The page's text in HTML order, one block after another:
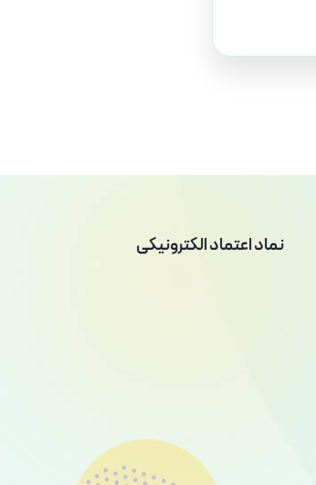
نماد اعتماد الکترونیکی